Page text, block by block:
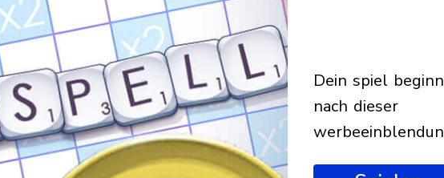
dein spiel beginnt
nach dieser